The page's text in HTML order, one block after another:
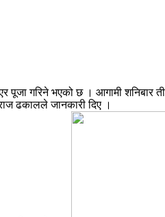
पूजा गरिने भएको छ । आगामी
ढकालले जानकारी दिए ।